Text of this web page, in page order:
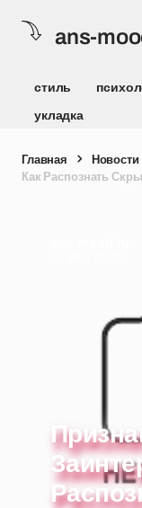
ans-
стиль
укладка
Главная Новости
Как Распознать